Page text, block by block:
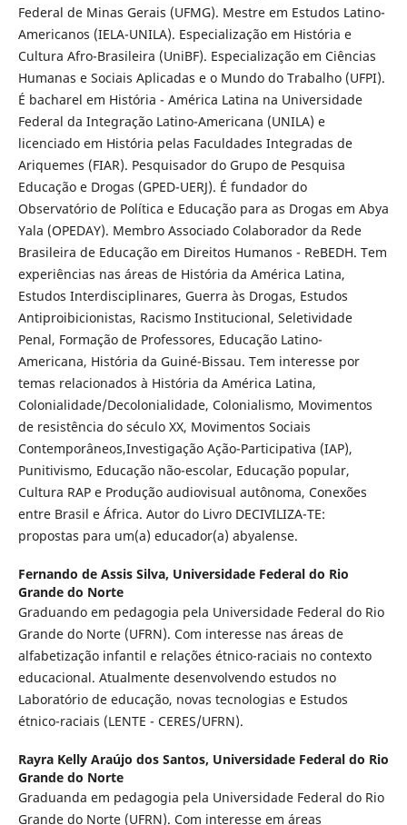
Federal de Minas Gerais (UFMG). Mestre em Estudos Latino-
Americanos (IELA-UNILA). Especialização em História e
Cultura Afro-Brasileira (UniBF). Especialização em Ciências
Humanas e Sociais Aplicadas e o Mundo do Trabalho (UFPI).
É bacharel em História - América Latina na Universidade
Federal da Integração Latino-Americana (UNILA) e
licenciado em História pelas Faculdades Integradas de
Ariquemes (FIAR). Pesquisador do Grupo de Pesquisa
Educação e Drogas (GPED-UERJ). É fundador do
Observatório de Política e Educação para as Drogas em Abya
Yala (OPEDAY). Membro Associado Colaborador da Rede
Brasileira de Educação em Direitos Humanos - ReBEDH. Tem
experiências nas áreas de História da América Latina,
Estudos Interdisciplinares, Guerra às Drogas, Estudos
Antiproibicionistas, Racismo Institucional, Seletividade
Penal, Formação de Professores, Educação Latino-
Americana, História da Guiné-Bissau. Tem interesse por
temas relacionados à História da América Latina,
Colonialidade/Decolonialidade, Colonialismo, Movimentos
de resistência do século XX, Movimentos Sociais
Contemporâneos,Investigação Ação-Participativa (IAP),
Punitivismo, Educação não-escolar, Educação popular,
Cultura RAP e Produção audiovisual autônoma, Conexões
entre Brasil e África. Autor do Livro DECIVILIZA-TE:
propostas para um(a) educador(a) abyalense.
Fernando de Assis Silva, Universidade Federal do Rio
Grande do Norte
Graduando em pedagogia pela Universidade Federal do Rio
Grande do Norte (UFRN). Com interesse nas áreas de
alfabetização infantil e relações étnico-raciais no contexto
educacional. Atualmente desenvolvendo estudos no
Laboratório de educação, novas tecnologias e Estudos
étnico-raciais (LENTE - CERES/UFRN).
Rayra Kelly Araújo dos Santos, Universidade Federal do Rio
Grande do Norte
Graduanda em pedagogia pela Universidade Federal do Rio
Grande do Norte (UFRN). Com interesse em áreas